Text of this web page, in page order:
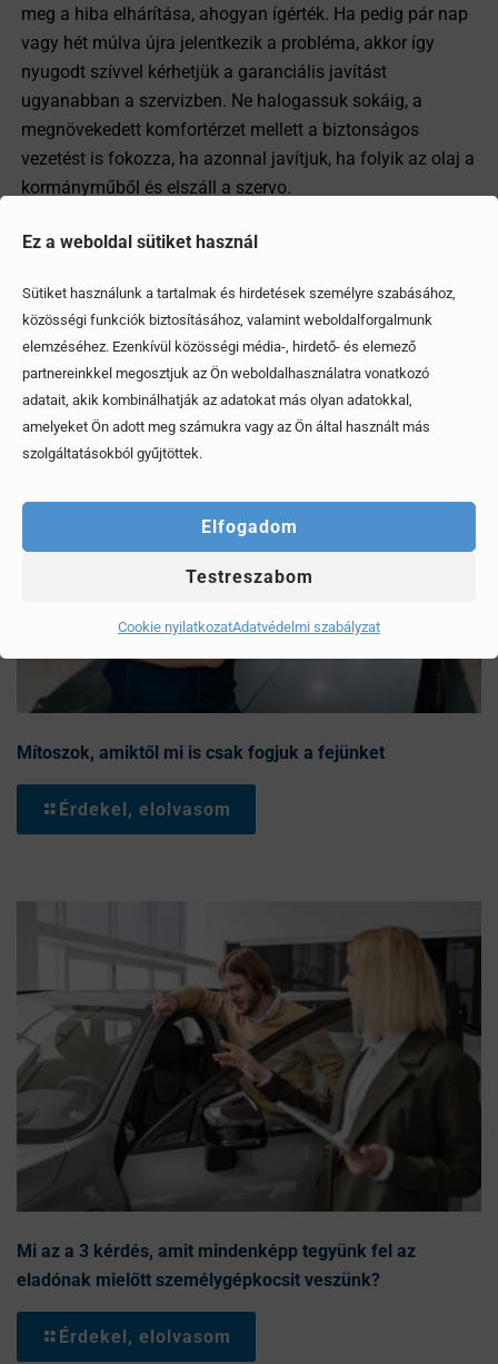
Ez a weboldal sütiket használ
Sütiket használunk a tartalmak és hirdetések személyre szabásához,
közösségi funkciók biztosításához, valamint weboldalforgalmunk
elemzéséhez. Ezenkívül közösségi média-, hirdető- és elemező
partnereinkkel megosztjuk az Ön weboldalhasználatra vonatkozó
adatait, akik kombinálhatják az adatokat más olyan adatokkal,
amelyeket Ön adott meg számukra vagy az Ön által használt más
szolgáltatásokból gyűjtöttek.
Elfogadom
Testreszabom
Cookie nyilatkozatAdatvédelmi szabályzat
meg a hiba elhárítása, ahogyan ígérték. Ha pedig pár nap
vagy hét múlva újra jelentkezik a probléma, akkor így
nyugodt szívvel kérhetjük a garanciális javítást
ugyanabban a szervizben. Ne halogassuk sokáig, a
megnövekedett komfortérzet mellett a biztonságos
vezetést is fokozza, ha azonnal javítjuk, ha folyik az olaj a
kormányműből és elszáll a szervo.
Ezek is érdekelhetik
Mítoszok, amiktől mi is csak fogjuk a fejünket
Érdekel, elolvasom
Mi az a 3 kérdés, amit mindenképp tegyünk fel az
eladónak mielőtt személygépkocsit veszünk?
Érdekel, elolvasom